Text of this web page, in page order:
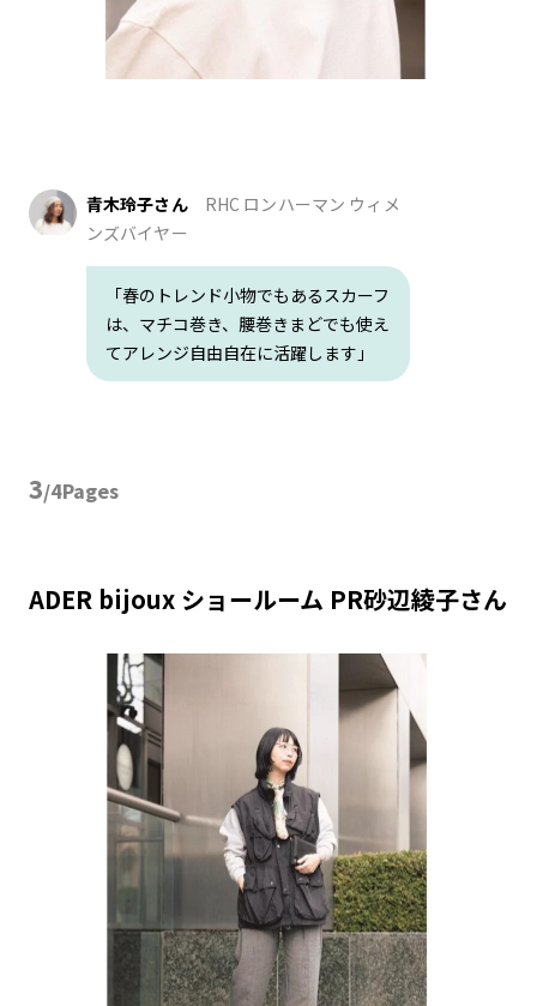
青木玲子さん
RHC ロンハーマン ウィメ
ンズバイヤー
「春のトレンド小物でもあるスカーフ
は、マチコ巻き、腰巻きまどでも使え
てアレンジ自由自在に活躍します」
3/4Pages
ADER bijoux ショールーム PR砂辺綾子さん